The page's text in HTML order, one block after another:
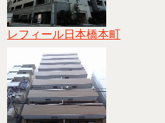
レフィール日本橋本町